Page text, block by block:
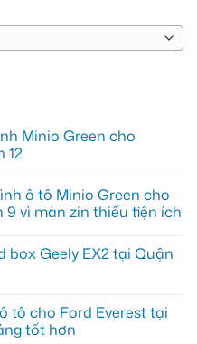
Minio Green cho
12
ô tô Minio Green cho
9 vì màn zin thiếu tiện ích
Geely EX2 tại Quận
tô cho Ford Everest tại
tốt hơn